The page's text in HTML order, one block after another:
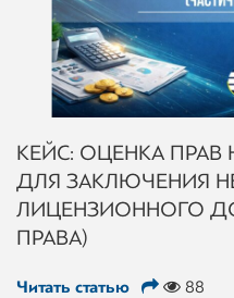
КЕЙС: ОЦЕНКА
ДЛЯ ЗАКЛЮЧЕНИЯ
ЛИЦЕНЗИОННОГО
ПРАВА)
Читать статью 88